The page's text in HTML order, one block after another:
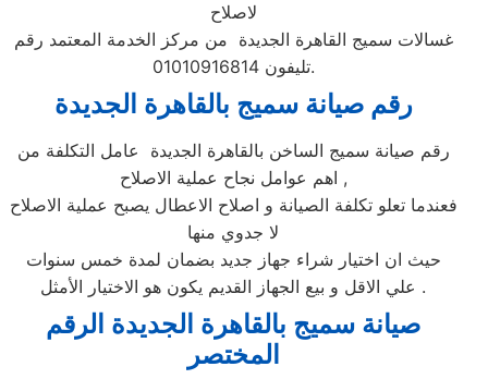
لاصلاح
غسالات سميج القاهرة الجديدة من مركز الخدمة المعتمد رقم
تليفون 01010916814.
رقم صيانة سميج بالقاهرة الجديدة
رقم صيانة سميج الساخن بالقاهرة الجديدة عامل التكلفة من
اهم عوامل نجاح عملية الاصلاح ,
فعندما تعلو تكلفة الصيانة و اصلاح الاعطال يصبح عملية الاصلاح
لا جدوي منها
حيث ان اختيار شراء جهاز جديد بضمان لمدة خمس سنوات
علي الاقل و بيع الجهاز القديم يكون هو الاختيار الأمثل .
صيانة سميج بالقاهرة الجديدة الرقم
المختصر